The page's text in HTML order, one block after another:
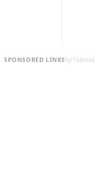
SPONSORED LINKSby Taboola